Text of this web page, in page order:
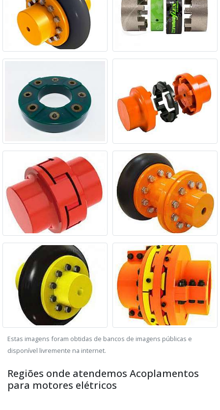
Estas imagens foram obtidas de bancos de imagens públicas e
disponível livremente na internet.
Regiões onde atendemos Acoplamentos
para motores elétricos